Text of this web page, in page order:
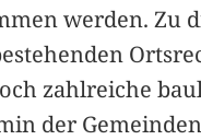
werden. Zu
zahlreiche
der